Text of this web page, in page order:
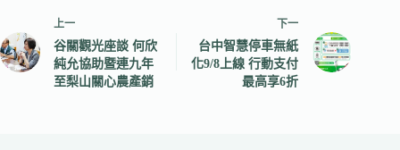
上一
谷關觀光座談 何欣
純允協助暨連九年
至梨山關心農產銷
下一
台中智慧停車無紙
化9/8上線 行動支付
最高享6折